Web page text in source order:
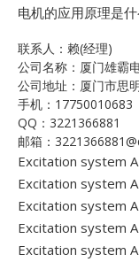
电机的应用原理是
联系人：赖(经理)
公司名称：厦门雄霸
公司地址：厦门市思
手机：17750010683
QQ：3221366881
邮箱：
Excitation system
Excitation system
Excitation system
Excitation system
Excitation system